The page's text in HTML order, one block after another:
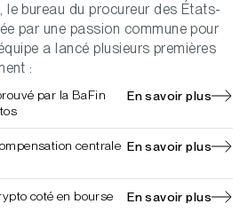
le bureau du procureur des États-
par une passion commune pour
a lancé plusieurs premières
:
par la BaFin
En savoir plus
centrale En savoir plus
coté en bourse
En savoir plus